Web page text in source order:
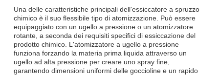
Una delle caratteristiche principali dell'essiccatore a spruzzo
chimico è il suo flessibile tipo di atomizzazione. Può essere
equipaggiato con un ugello a pressione o un atomizzatore
rotante, a seconda dei requisiti specifici di essiccazione del
prodotto chimico. L'atomizzatore a ugello a pressione
funziona forzando la materia prima liquida attraverso un
ugello ad alta pressione per creare uno spray fine,
garantendo dimensioni uniformi delle goccioline e un rapido